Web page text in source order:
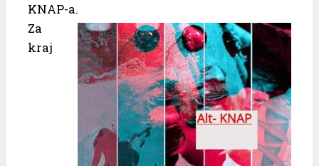
KNAP-a.
Za
kraj